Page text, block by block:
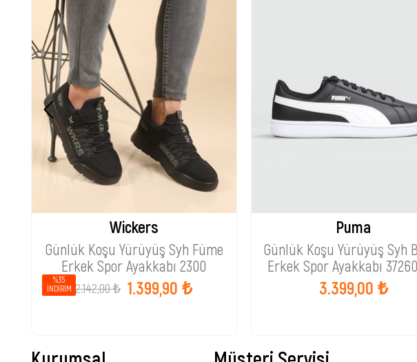
Wickers
Günlük Koşu Yürüyüş Syh Füme
Erkek Spor Ayakkabı 2300
1.399,90 ₺
2.142,00 ₺
%35
İNDIRIM
Puma
Günlük Koşu Yürüyüş Syh
Erkek Spor Ayakkabı
3.399,00 ₺